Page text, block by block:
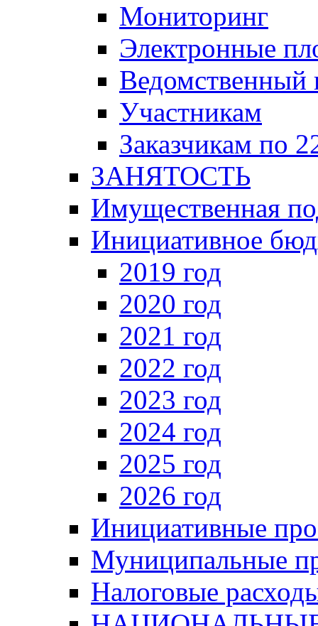
Мониторинг
Электронные
Ведомственный
Участникам
Заказчикам по
ЗАНЯТОСТЬ
Имущественная
Инициативное
2019 год
2020 год
2021 год
2022 год
2023 год
2024 год
2025 год
2026 год
Инициативные
Муниципальные
Налоговые